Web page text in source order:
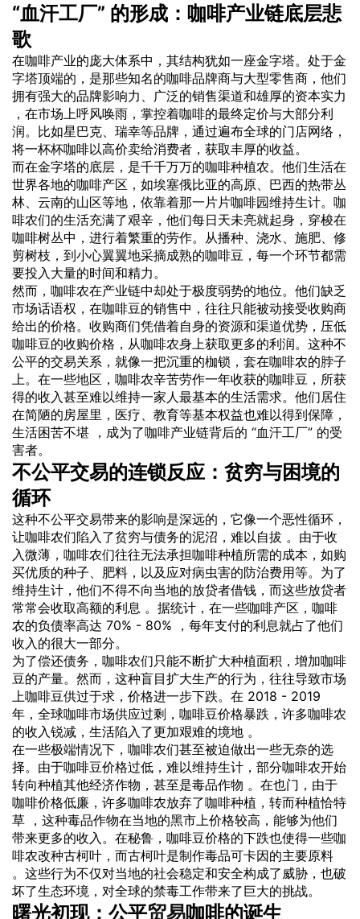
“血汗工厂” 的形成：咖啡产业链底层悲
歌
在咖啡产业的庞大体系中，其结构犹如一座金字塔。处于金
字塔顶端的，是那些知名的咖啡品牌商与大型零售商，他们
拥有强大的品牌影响力、广泛的销售渠道和雄厚的资本实力
，在市场上呼风唤雨，掌控着咖啡的最终定价与大部分利
润。比如星巴克、瑞幸等品牌，通过遍布全球的门店网络，
将一杯杯咖啡以高价卖给消费者，获取丰厚的收益。
而在金字塔的底层，是千千万万的咖啡种植农。他们生活在
世界各地的咖啡产区，如埃塞俄比亚的高原、巴西的热带丛
林、云南的山区等地，依靠着那一片片咖啡园维持生计。咖
啡农们的生活充满了艰辛，他们每日天未亮就起身，穿梭在
咖啡树丛中，进行着繁重的劳作。从播种、浇水、施肥、修
剪树枝，到小心翼翼地采摘成熟的咖啡豆，每一个环节都需
要投入大量的时间和精力。
然而，咖啡农在产业链中却处于极度弱势的地位。他们缺乏
市场话语权，在咖啡豆的销售中，往往只能被动接受收购商
给出的价格。收购商们凭借着自身的资源和渠道优势，压低
咖啡豆的收购价格，从咖啡农身上获取更多的利润。这种不
公平的交易关系，就像一把沉重的枷锁，套在咖啡农的脖子
上。在一些地区，咖啡农辛苦劳作一年收获的咖啡豆，所获
得的收入甚至难以维持一家人最基本的生活需求。他们居住
在简陋的房屋里，医疗、教育等基本权益也难以得到保障，
生活困苦不堪 ，成为了咖啡产业链背后的 “血汗工厂” 的受
害者。
不公平交易的连锁反应：贫穷与困境的
循环
这种不公平交易带来的影响是深远的，它像一个恶性循环，
让咖啡农们陷入了贫穷与债务的泥沼，难以自拔 。由于收
入微薄，咖啡农们往往无法承担咖啡种植所需的成本，如购
买优质的种子、肥料，以及应对病虫害的防治费用等。为了
维持生计，他们不得不向当地的放贷者借钱，而这些放贷者
常常会收取高额的利息 。据统计，在一些咖啡产区，咖啡
农的负债率高达 70% - 80% ，每年支付的利息就占了他们
收入的很大一部分。
为了偿还债务，咖啡农们只能不断扩大种植面积，增加咖啡
豆的产量。然而，这种盲目扩大生产的行为，往往导致市场
上咖啡豆供过于求，价格进一步下跌。在 2018 - 2019
年，全球咖啡市场供应过剩，咖啡豆价格暴跌，许多咖啡农
的收入锐减，生活陷入了更加艰难的境地 。
在一些极端情况下，咖啡农们甚至被迫做出一些无奈的选
择。由于咖啡豆价格过低，难以维持生计，部分咖啡农开始
转向种植其他经济作物，甚至是毒品作物 。在也门，由于
咖啡价格低廉，许多咖啡农放弃了咖啡种植，转而种植恰特
草 ，这种毒品作物在当地的黑市上价格较高，能够为他们
带来更多的收入。在秘鲁，咖啡豆价格的下跌也使得一些咖
啡农改种古柯叶，而古柯叶是制作毒品可卡因的主要原料
。这些行为不仅对当地的社会稳定和安全构成了威胁，也破
坏了生态环境，对全球的禁毒工作带来了巨大的挑战。
曙光初现：公平贸易咖啡的诞生